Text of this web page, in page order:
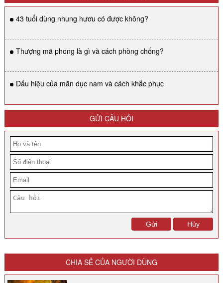
43 tuổi dùng nhung hươu có được không?
Thượng mã phong là gì và cách phòng chống?
Dấu hiệu của mãn dục nam và cách khắc phục
GỬI CÂU HỎI
CHIA SẺ CỦA NGƯỜI DÙNG